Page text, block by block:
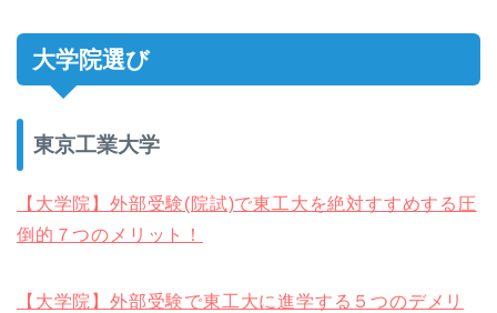
大学院選び
東京工業大学
【大学院】外部受験(院試)で東工大を絶対すすめする圧
倒的７つのメリット！
【大学院】外部受験で東工大に進学する５つのデメリ